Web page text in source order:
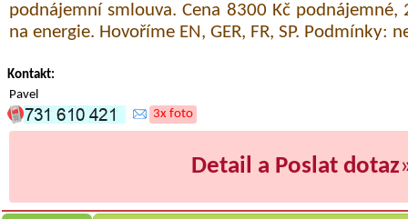
podnájemní smlouva. Cena 8300 Kč podnájemné,
na energie. Hovoříme EN, GER, FR, SP. Podmínky:
Kontakt:
Pavel
3x foto
Detail a Poslat dotaz